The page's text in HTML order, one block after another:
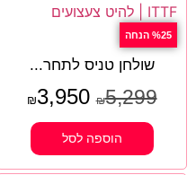
%25 הנחה
שולחן טניס לתחר...
₪5,299
₪3,950
הוספה לסל